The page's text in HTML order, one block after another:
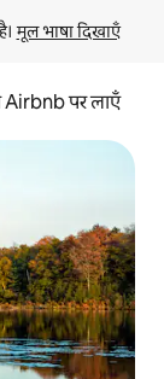
मूल भाषा दिखाएँ
पर लाएँ